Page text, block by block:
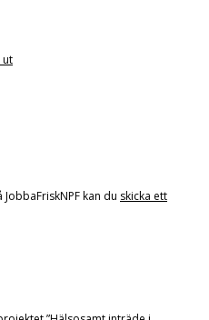
ut
kan du skicka ett